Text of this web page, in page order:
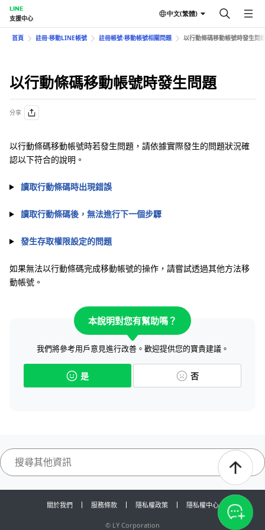
LINE
支援中心
中文(繁體)
首頁 註冊⋅移動LINE帳號 註冊帳號⋅移動帳號相關問題 以行動條碼移動帳號時發生問
以行動條碼移動帳號時發生問題
分享
以行動條碼移動帳號時若發生問題，請依據實際發生的問題狀況確
認以下符合的說明。
讀取行動條碼時出現錯誤
讀取行動條碼後，無法進行下一個步驟
發生存取權限設定的問題
如果無法以行動條碼完成移動帳號的操作，請嘗試透過其他方法移
動帳號。
本說明對您有幫助嗎？
我們將參考用戶意見進行改善。歡迎提供您的寶貴建議。
是 否
關於我們 服務條款 隱私權政策 隱私權中心
© LY Corporation